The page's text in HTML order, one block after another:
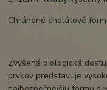
Chránené chelátové
Zvýšená biologická
prvkov predstavuje